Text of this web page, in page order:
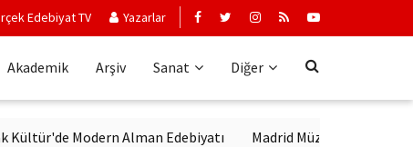
Edebiyat TV Yazarlar
Akademik Arşiv Sanat Diğer
Modern Alman Edebiyatı Madrid Müzesi Picasso'yu ‘Afrika